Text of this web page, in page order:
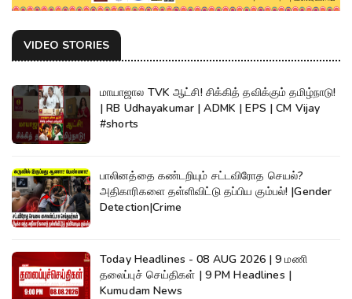
VIDEO STORIES
மாயாஜால TVK ஆட்சி! சிக்கித் தவிக்கும் தமிழ்நாடு!
| RB Udhayakumar | ADMK | EPS | CM Vijay
#shorts
பாலினத்தை கண்டறியும் சட்டவிரோத செயல்?
அதிகாரிகளை தள்ளிவிட்டு தப்பிய கும்பல்! |Gender
Detection|Crime
Today Headlines - 08 AUG 2026 | 9 மணி
தலைப்புச் செய்திகள் | 9 PM Headlines |
Kumudam News